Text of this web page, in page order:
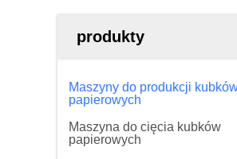
produkty
Maszyny do produkcji
papierowych
Maszyna do cięcia kubków
papierowych